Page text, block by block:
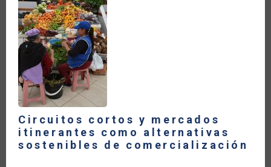
LA
NAVEGACIÓN
Circuitos cortos y mercados
itinerantes como alternativas
sostenibles de comercialización